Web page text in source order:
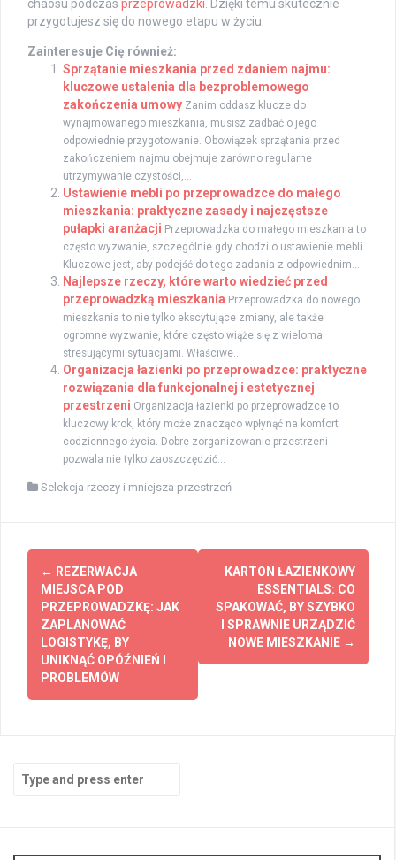
chaosu podczas przeprowadzki. Dzięki temu skutecznie
przygotujesz się do nowego etapu w życiu.
Zainteresuje Cię również:
Sprzątanie mieszkania przed zdaniem najmu:
kluczowe ustalenia dla bezproblemowego
zakończenia umowy Zanim oddasz klucze do
wynajmowanego mieszkania, musisz zadbać o jego
odpowiednie przygotowanie. Obowiązek sprzątania przed
zakończeniem najmu obejmuje zarówno regularne
utrzymywanie czystości,...
Ustawienie mebli po przeprowadzce do małego
mieszkania: praktyczne zasady i najczęstsze
pułapki aranżacji Przeprowadzka do małego mieszkania to
często wyzwanie, szczególnie gdy chodzi o ustawienie mebli.
Kluczowe jest, aby podejść do tego zadania z odpowiednim...
Najlepsze rzeczy, które warto wiedzieć przed
przeprowadzką mieszkania Przeprowadzka do nowego
mieszkania to nie tylko ekscytujące zmiany, ale także
ogromne wyzwanie, które często wiąże się z wieloma
stresującymi sytuacjami. Właściwe...
Organizacja łazienki po przeprowadzce: praktyczne
rozwiązania dla funkcjonalnej i estetycznej
przestrzeni Organizacja łazienki po przeprowadzce to
kluczowy krok, który może znacząco wpłynąć na komfort
codziennego życia. Dobre zorganizowanie przestrzeni
pozwala nie tylko zaoszczędzić...
Selekcja rzeczy i mniejsza przestrzeń
Post
navigation
← REZERWACJA
MIEJSCA POD
PRZEPROWADZKĘ: JAK
ZAPLANOWAĆ
LOGISTYKĘ, BY
UNIKNĄĆ OPÓŹNIEŃ I
PROBLEMÓW
KARTON ŁAZIENKOWY
ESSENTIALS: CO
SPAKOWAĆ, BY SZYBKO
I SPRAWNIE URZĄDZIĆ
NOWE MIESZKANIE →
Search
for: